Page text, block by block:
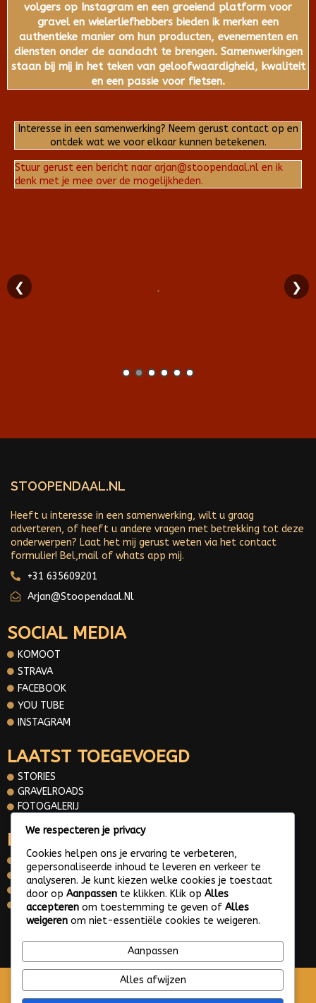
volgers op Instagram en een groeiend platform voor
gravel en wielerliefhebbers bieden ik merken een
authentieke manier om hun producten, evenementen en
diensten onder de aandacht te brengen. Samenwerkingen
staan bij mij in het teken van geloofwaardigheid, kwaliteit
en een passie voor fietsen.
Interesse in een samenwerking? Neem gerust contact op en
ontdek wat we voor elkaar kunnen betekenen.
Stuur gerust een bericht naar arjan@stoopendaal.nl en ik
denk met je mee over de mogelijkheden.
❮ ❯
STOOPENDAAL.NL
Heeft u interesse in een samenwerking, wilt u graag
adverteren, of heeft u andere vragen met betrekking tot deze
onderwerpen? Laat het mij gerust weten via het contact
formulier! Bel,mail of whats app mij.
+31 635609201
Arjan@stoopendaal.nl
SOCIAL MEDIA
KOMOOT
STRAVA
FACEBOOK
YOU TUBE
INSTAGRAM
LAATST TOEGEVOEGD
STORIES
GRAVELROADS
FOTOGALERIJ
INFORMATIE
OVER MIJ
CONTACT
PRIVACY POLICY
WHATS APP ME
© 2025 Gravelroads area around the Netherlands
We respecteren je privacy
Cookies helpen ons je ervaring te verbeteren,
gepersonaliseerde inhoud te leveren en verkeer te
analyseren. Je kunt kiezen welke cookies je toestaat
door op Aanpassen te klikken. Klik op Alles
accepteren om toestemming te geven of Alles
weigeren om niet-essentiële cookies te weigeren.
Aanpassen
Alles afwijzen